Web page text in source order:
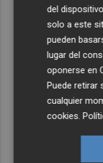
del
solo a este
pueden
lugar del
oponerse en
Puede retirar
cualquier
cookies.